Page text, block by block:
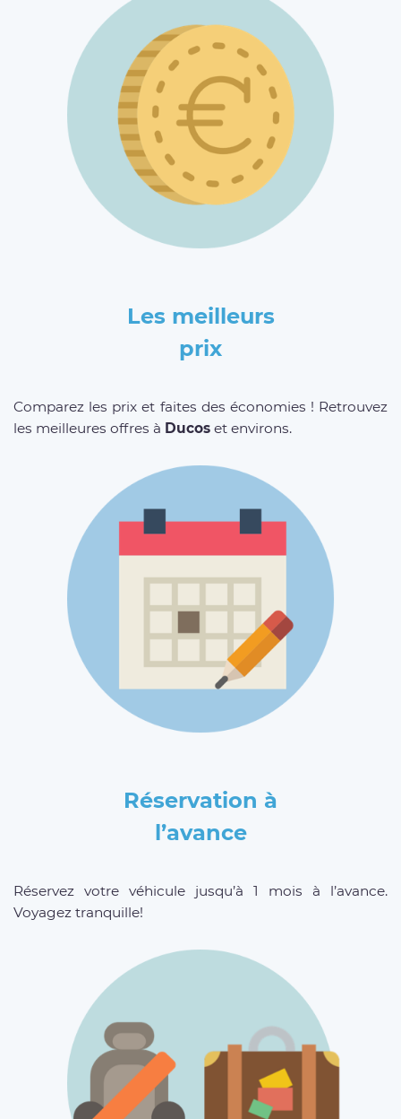
Les meilleurs
prix
Comparez les prix et faites des économies ! Retrouvez
les meilleures offres à Ducos et environs.
Réservation à
l’avance
Réservez votre véhicule jusqu’à 1 mois à l’avance.
Voyagez tranquille!